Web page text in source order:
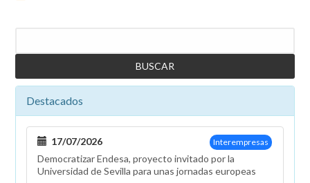
Destacados
Interempresas
17/07/2026
Democratizar Endesa, proyecto invitado por la
Universidad de Sevilla para unas jornadas europeas